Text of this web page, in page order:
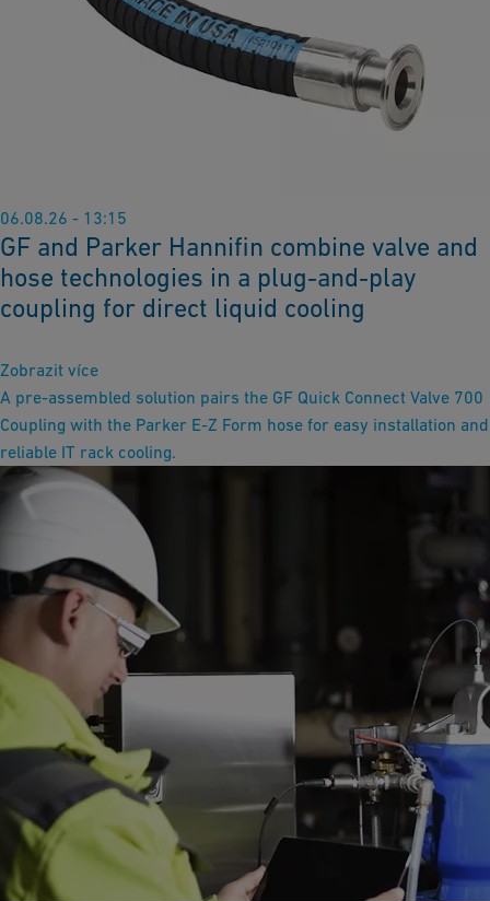
06.08.26 - 13:15
GF and Parker Hannifin combine valve and
hose technologies in a plug-and-play
coupling for direct liquid cooling
Zobrazit více
A pre-assembled solution pairs the GF Quick Connect Valve 700
Coupling with the Parker E-Z Form hose for easy installation and
reliable IT rack cooling.